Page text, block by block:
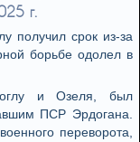
г.
получил срок из-за
борьбе одолел в
и Озеля, был
ПСР Эрдогана.
переворота,